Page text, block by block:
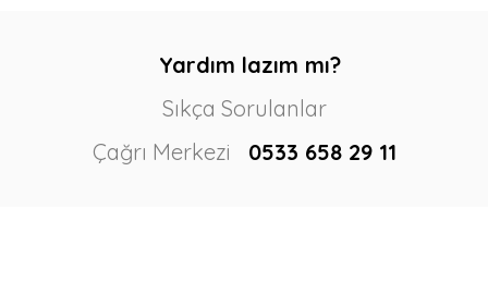
Yardım lazım mı?
Sıkça Sorulanlar
Çağrı Merkezi
0533 658 29 11